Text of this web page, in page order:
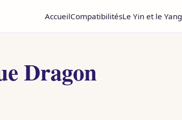
AccueilCompatibilitésLe Yin et le Yang
Dragon